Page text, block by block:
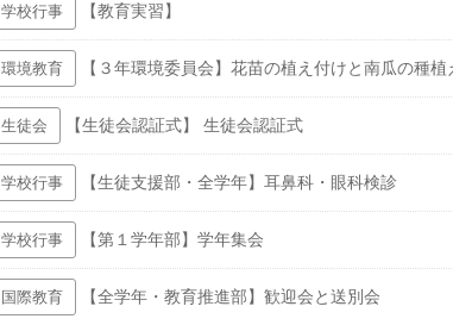
学校行事 【教育実習】
環境教育 【３年環境委員会】花苗の植え付けと南瓜の種
生徒会 【生徒会認証式】 生徒会認証式
学校行事 【生徒支援部・全学年】耳鼻科・眼科検診
学校行事 【第１学年部】学年集会
国際教育 【全学年・教育推進部】歓迎会と送別会